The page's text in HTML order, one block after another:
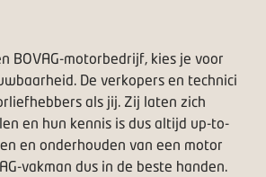
BOVAG-motorbedrijf, kies je voor
De verkopers en technici
als jij. Zij laten zich
en hun kennis is dus altijd up-to-
en onderhouden van een motor
vakman dus in de beste handen.